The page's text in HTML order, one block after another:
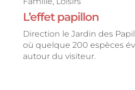
L’effet papillon
Direction le Jardin des
où quelque 200 espèces
autour du visiteur.